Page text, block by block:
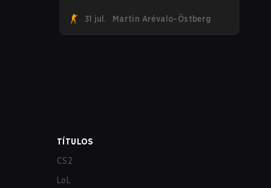
primer roster de CS2. Con su roster
flameante revelado, Canadian Armed
31 jul. Martin Arévalo-Östberg
TÍTULOS
CS2
LoL